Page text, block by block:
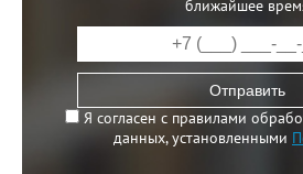
ближайшее
Отправить
Я согласен с правилами
данных, установленными